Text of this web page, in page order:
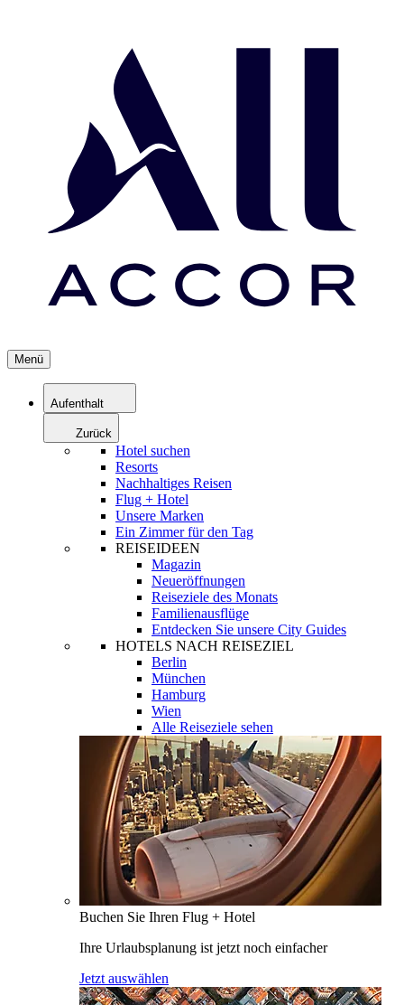
Menü
Aufenthalt
Zurück
Hotel suchen
Resorts
Nachhaltiges Reisen
Flug + Hotel
Unsere Marken
Ein Zimmer für den Tag
REISEIDEEN
Magazin
Neueröffnungen
Reiseziele des Monats
Familienausflüge
Entdecken Sie unsere City Guides
HOTELS NACH REISEZIEL
Berlin
München
Hamburg
Wien
Alle Reiseziele sehen
Buchen Sie Ihren Flug + Hotel
Ihre Urlaubsplanung ist jetzt noch einfacher
Jetzt auswählen